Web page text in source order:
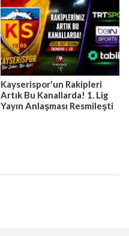
Kayserispor'un Rakipleri
Artık Bu Kanallarda! 1. Lig
Yayın Anlaşması Resmileşti